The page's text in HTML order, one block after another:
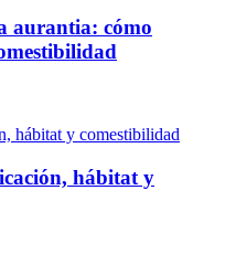
aurantia: cómo
hábitat y